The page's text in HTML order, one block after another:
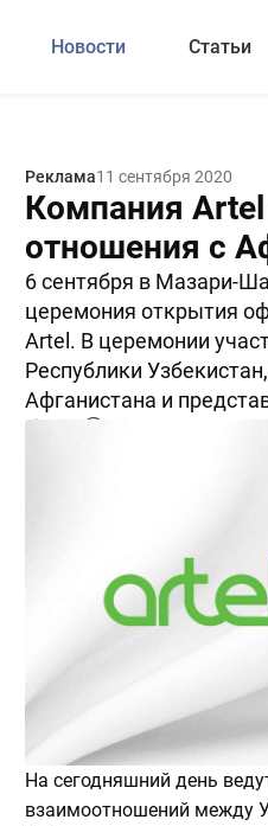
Новости Статьи
Реклама11 сентября 2020
Компания
отношения с
6 сентября в Мазари-
церемония открытия
Artel. В церемонии
Республики
Афганистана и
На сегодняшний день
взаимоотношений между